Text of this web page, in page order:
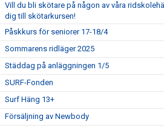
Vill du bli skötare på någon av våra
dig till skötarkursen!
Påskkurs för seniorer 17-18/4
Sommarens ridläger 2025
Städdag på anläggningen 1/5
SURF-Fonden
Surf Häng 13+
Försäljning av Newbody